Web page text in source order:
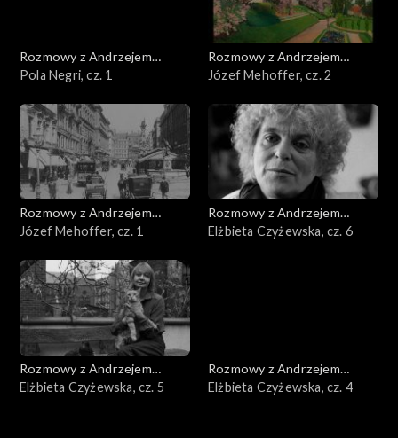
Rozmowy z Andrzejem
Doboszem
Pola Negri, cz. 1
Rozmowy z Andrzejem
Doboszem
Józef Mehoffer, cz. 2
Rozmowy z Andrzejem
Doboszem
Józef Mehoffer, cz. 1
Rozmowy z Andrzejem
Doboszem
Elżbieta Czyżewska, cz. 6
Rozmowy z Andrzejem
Doboszem
Elżbieta Czyżewska, cz. 5
Rozmowy z Andrzejem
Doboszem
Elżbieta Czyżewska, cz. 4